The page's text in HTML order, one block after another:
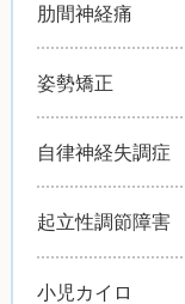
肋間神経痛
姿勢矯正
自律神経失調症
起立性調節障害
小児カイロ